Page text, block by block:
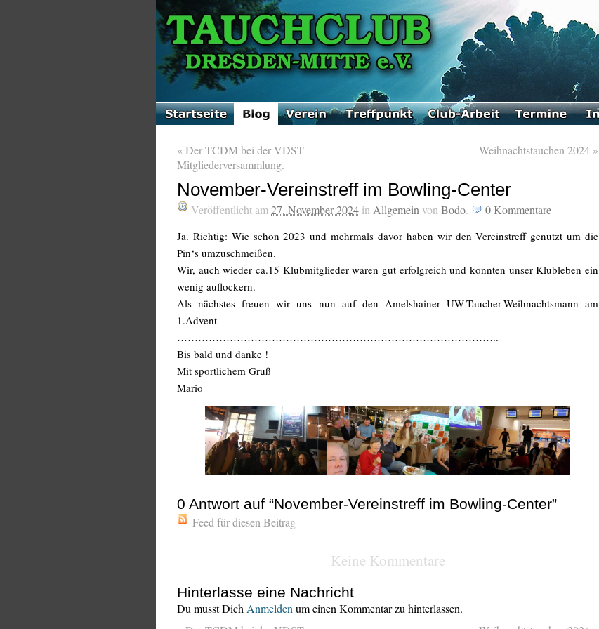
«Der TCDM bei der VDST
Mitgliederversammlung.
Weihnachtstauchen 2024 »
November-Vereinstreff im Bowling-Center
Veröffentlicht am 27. November 2024 in Allgemein von Bodo. 0 Kommentare
Ja. Richtig: Wie schon 2023 und mehrmals davor haben wir den Vereinstreff genutzt um die
Pin‘s umzuschmeißen.
Wir, auch wieder ca.15 Klubmitglieder waren gut erfolgreich und konnten unser Klubleben ein
wenig auflockern.
Als nächstes freuen wir uns nun auf den Amelshainer UW-Taucher-Weihnachtsmann am
1.Advent
………………………………………………………………………………..
Bis bald und danke !
Mit sportlichem Gruß
Mario
0 Antwort auf “November-Vereinstreff im Bowling-Center”
Feed für diesen Beitrag
Keine Kommentare
Hinterlasse eine Nachricht
Du musst DichAnmeldenum einen Kommentar zu hinterlassen.